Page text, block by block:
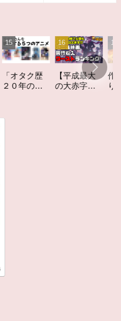
ク歴
の私
メ
#私を
る5つ
【平成最大
の大赤字】
作家性の
りかす「